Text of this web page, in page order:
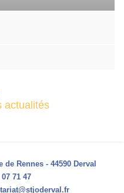
actualités
de Rennes - 44590 Derval
07 71 47